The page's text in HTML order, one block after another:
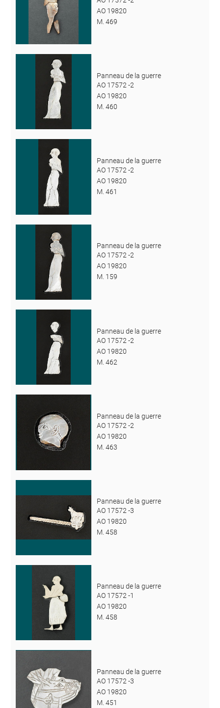
AO 19820
M. 469
Panneau de la guerre
AO 17572 -2
AO 19820
M. 460
Panneau de la guerre
AO 17572 -2
AO 19820
M. 461
Panneau de la guerre
AO 17572 -2
AO 19820
M. 159
Panneau de la guerre
AO 17572 -2
AO 19820
M. 462
Panneau de la guerre
AO 17572 -2
AO 19820
M. 463
Panneau de la guerre
AO 17572 -3
AO 19820
M. 458
Panneau de la guerre
AO 17572 -1
AO 19820
M. 458
Panneau de la guerre
AO 17572 -3
AO 19820
M. 451